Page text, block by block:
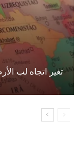
تغير اتجاه لب